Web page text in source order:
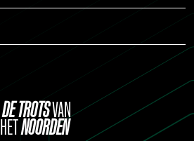
DETROTSVAN
HETNOORDEN